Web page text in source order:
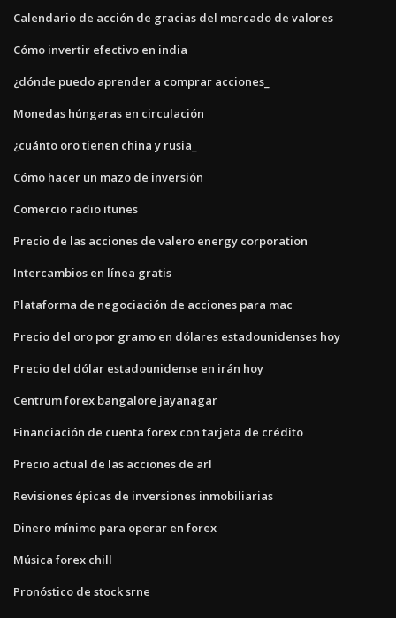
Calendario de acción de gracias del mercado de valores
Cómo invertir efectivo en india
¿dónde puedo aprender a comprar acciones_
Monedas húngaras en circulación
¿cuánto oro tienen china y rusia_
Cómo hacer un mazo de inversión
Comercio radio itunes
Precio de las acciones de valero energy corporation
Intercambios en línea gratis
Plataforma de negociación de acciones para mac
Precio del oro por gramo en dólares estadounidenses hoy
Precio del dólar estadounidense en irán hoy
Centrum forex bangalore jayanagar
Financiación de cuenta forex con tarjeta de crédito
Precio actual de las acciones de arl
Revisiones épicas de inversiones inmobiliarias
Dinero mínimo para operar en forex
Música forex chill
Pronóstico de stock srne